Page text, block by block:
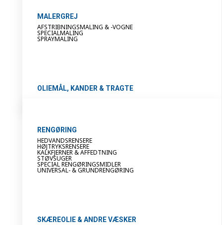
MALERGREJ
AFSTRIBNINGSMALING & -VOGNE
SPECIALMALING
SPRAYMALING
OLIEMÅL, KANDER & TRAGTE
RENGØRING
HEDVANDSRENSERE
HØJTRYKSRENSERE
KALKFJERNER & AFFEDTNING
STØVSUGER
SPECIAL RENGØRINGSMIDLER
UNIVERSAL- & GRUNDRENGØRING
SKÆREOLIE & ANDRE VÆSKER